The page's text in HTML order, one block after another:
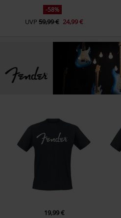
-58%
UVP 59,99 € 24,99 €
19,99 €